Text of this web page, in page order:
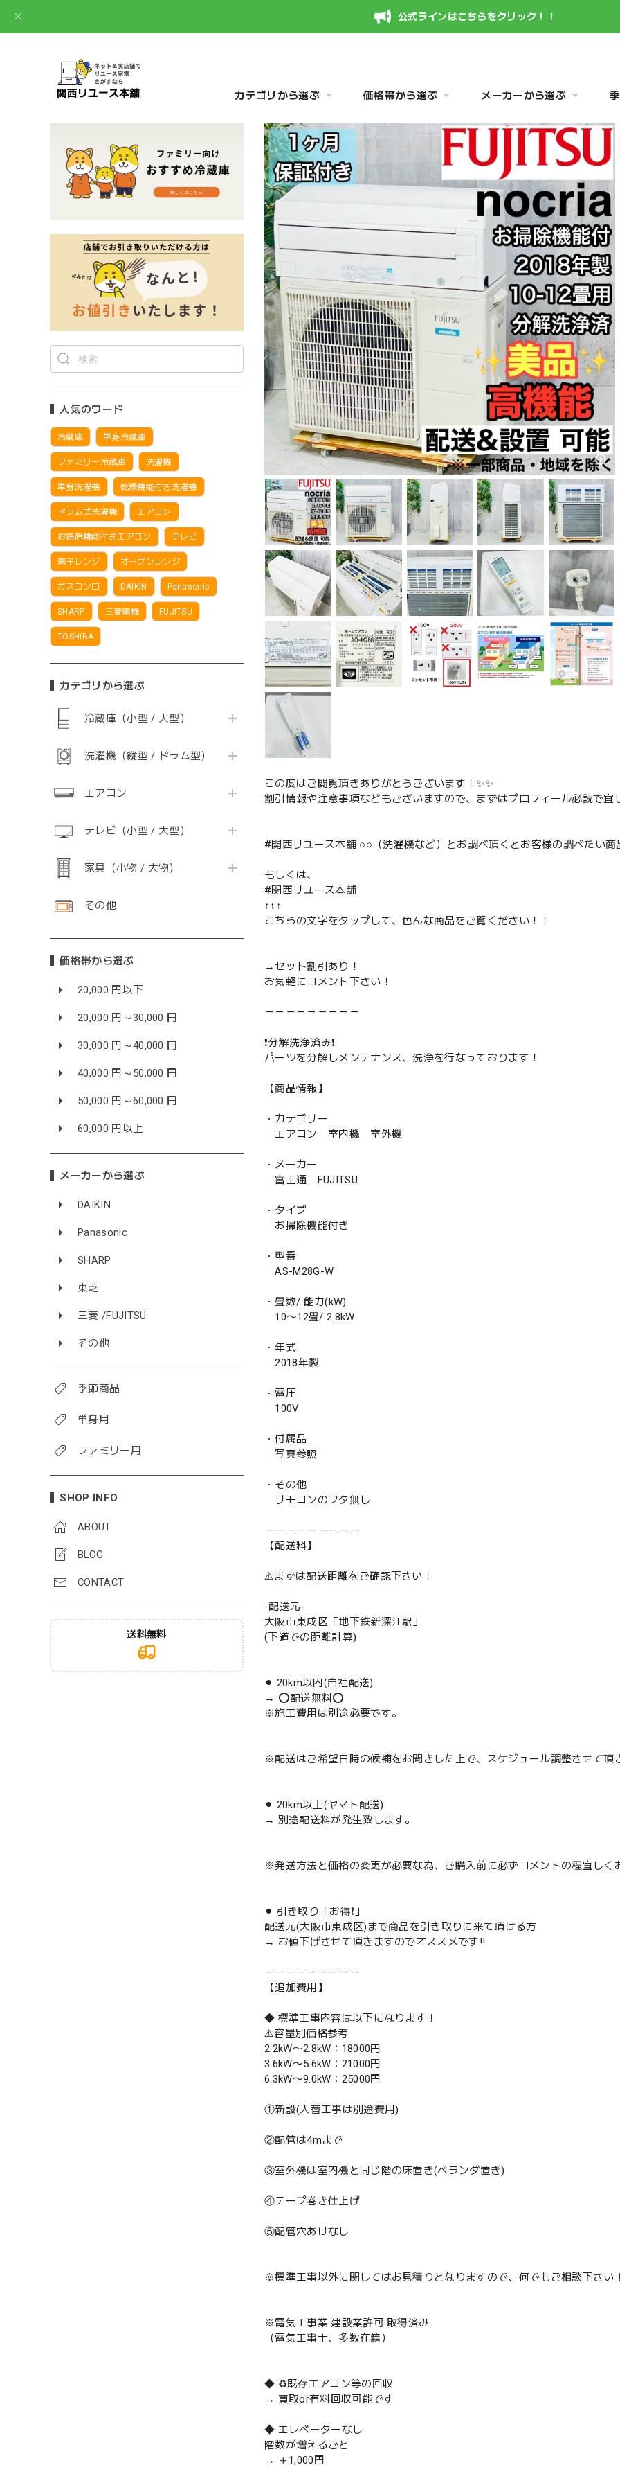
公式ラインはこちらをクリック！！
カテゴリから選ぶ 価格帯から選ぶ メーカーから選ぶ
人気のワード
冷蔵庫 単身冷蔵庫
ファミリー冷蔵庫 洗濯機
単身洗濯機 乾燥機能付き洗濯機
ドラム式洗濯機 エアコン
お掃除機能付きエアコン テレビ
電子レンジ オーブンレンジ
ガスコンロ DAIKIN Panasonic
SHARP 三菱電機 FUJITSU
TOSHIBA
カテゴリから選ぶ
冷蔵庫（小型 / 大型）
洗濯機（縦型 / ドラム型）
エアコン
テレビ（小型 / 大型）
家具（小物 / 大物）
その他
価格帯から選ぶ
20,000 円以下
20,000 円～30,000 円
30,000 円～40,000 円
40,000 円～50,000 円
50,000 円～60,000 円
60,000 円以上
メーカーから選ぶ
DAIKIN
Panasonic
SHARP
東芝
三菱 /FUJITSU
その他
季節商品
単身用
ファミリー用
SHOP INFO
ABOUT
BLOG
CONTACT
送料無料
この度はご閲覧頂きありがとうございます！✨✨
割引情報や注意事項などもございますので、まずはプロフィール必読で宜
#関西リユース本舗 ○○（洗濯機など）とお調べ頂くとお客様の調べたい商
もしくは、
#関西リユース本舗
↑↑↑
こちらの文字をタップして、色んな商品をご覧ください！！
→セット割引あり！
お気軽にコメント下さい！
－－－－－－－－－
❗️分解洗浄済み❗️
パーツを分解しメンテナンス、洗浄を行なっております！
【商品情報】
・カテゴリー
エアコン 室内機 室外機
・メーカー
富士通 FUJITSU
・タイプ
お掃除機能付き
・型番
AS-M28G-W
・畳数/ 能力(kW)
10〜12畳/ 2.8kW
・年式
2018年製
・電圧
100V
・付属品
写真参照
・その他
リモコンのフタ無し
－－－－－－－－－
【配送料】
⚠️まずは配送距離をご確認下さい！
-配送元-
大阪市東成区「地下鉄新深江駅」
(下道での距離計算)
⚫︎ 20km以内(自社配送)
→ ⭕️配送無料⭕️
※施工費用は別途必要です。
※配送はご希望日時の候補をお聞きした上で、スケジュール調整させて頂
⚫︎ 20km以上(ヤマト配送)
→ 別途配送料が発生致します。
※発送方法と価格の変更が必要な為、ご購入前に必ずコメントの程宜しく
⚫︎ 引き取り「お得❗️」
配送元(大阪市東成区)まで商品を引き取りに来て頂ける方
→ お値下げさせて頂きますのでオススメです‼️
－－－－－－－－－
【追加費用】
◆ 標準工事内容は以下になります！
⚠️容量別価格参考
2.2kW〜2.8kW：18000円
3.6kW〜5.6kW：21000円
6.3kW〜9.0kW：25000円
①新設(入替工事は別途費用)
②配管は4mまで
③室外機は室内機と同じ階の床置き(ベランダ置き)
④テープ巻き仕上げ
⑤配管穴あけなし
※標準工事以外に関してはお見積りとなりますので、何でもご相談下さい
※電気工事業 建設業許可 取得済み
（電気工事士、多数在籍）
◆ ♻️既存エアコン等の回収
→ 買取or有料回収可能です
◆ エレベーターなし
階数が増えるごと
→ ＋1,000円